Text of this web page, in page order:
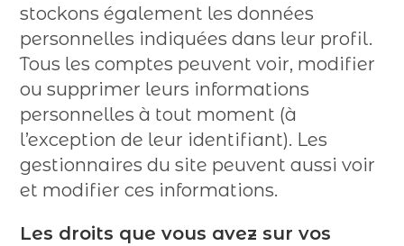
stockons également les données
personnelles indiquées dans leur profil.
Tous les comptes peuvent voir, modifier
ou supprimer leurs informations
personnelles à tout moment (à
l’exception de leur identifiant). Les
gestionnaires du site peuvent aussi voir
et modifier ces informations.
Les droits que vous avez sur vos